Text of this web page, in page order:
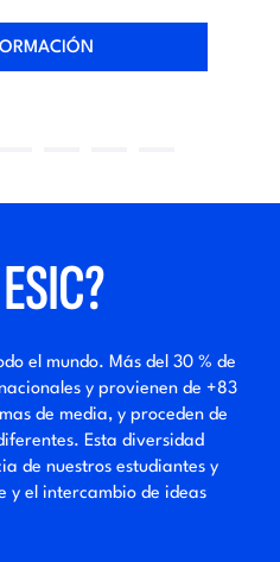
el mundo. Más del 30 % de
y provienen de +83
de media, y proceden de
Esta diversidad
de nuestros estudiantes y
y el intercambio de ideas